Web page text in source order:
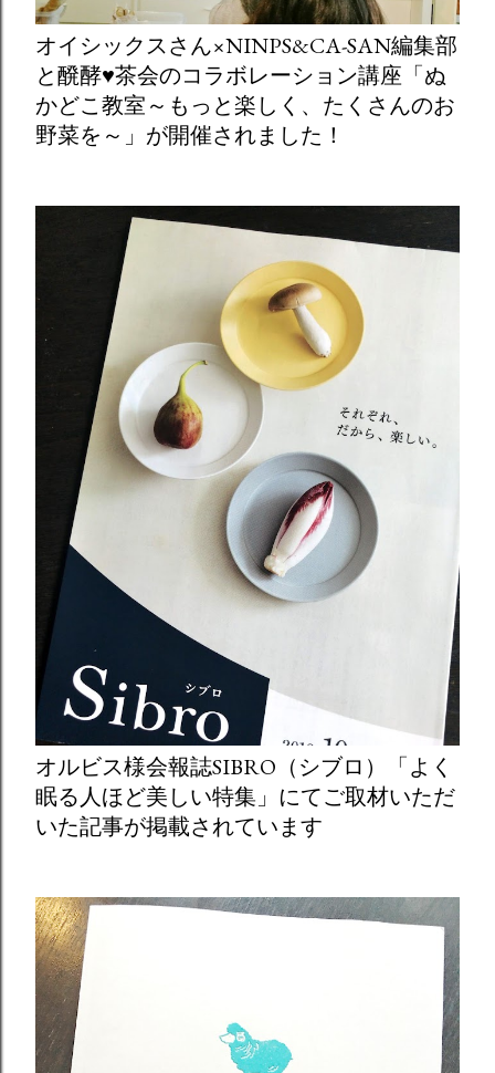
オイシックスさん×NINPS&CA-SAN編集部
と醗酵♥茶会のコラボレーション講座「ぬ
かどこ教室～もっと楽しく、たくさんのお
野菜を～」が開催されました！
オルビス様会報誌SIBRO（シブロ）「よく
眠る人ほど美しい特集」にてご取材いただ
いた記事が掲載されています